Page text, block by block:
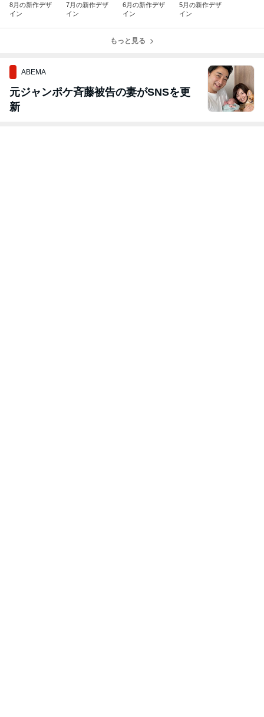
8月の新作デザ
イン
7月の新作デザ
イン
6月の新作デザ
イン
5月の新作デザ
イン
もっと見る
ABEMA
元ジャンポケ斉藤被告の妻がSNSを更
新